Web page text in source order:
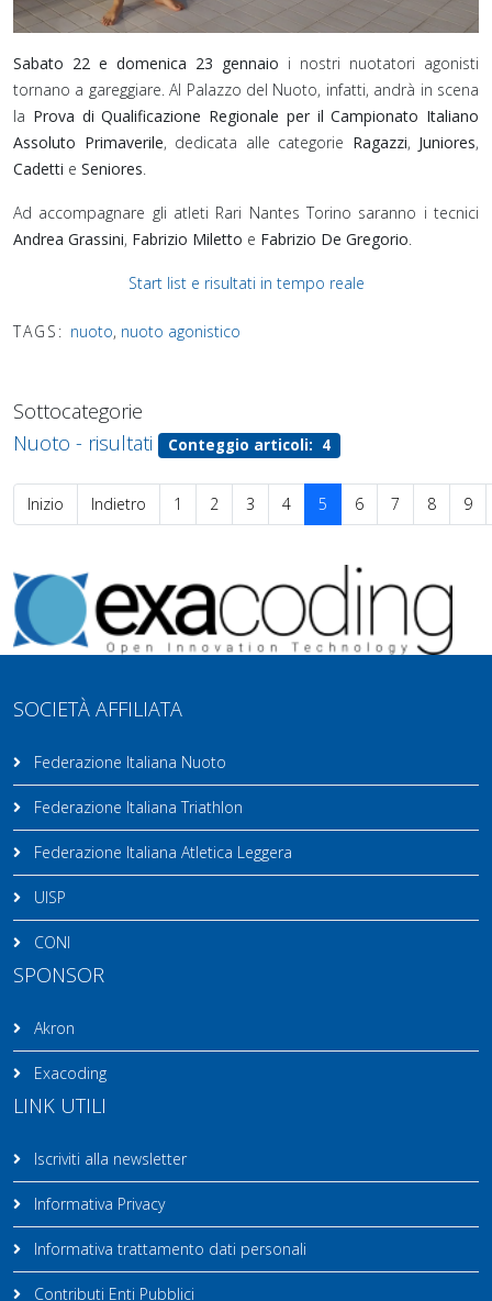
Sabato 22 e domenica 23 gennaio i nostri nuotatori agonisti
tornano a gareggiare. Al Palazzo del Nuoto, infatti, andrà in scena
la Prova di Qualificazione Regionale per il Campionato Italiano
Assoluto Primaverile, dedicata alle categorie Ragazzi, Juniores,
Cadetti e Seniores.
Ad accompagnare gli atleti Rari Nantes Torino saranno i tecnici
Andrea Grassini, Fabrizio Miletto e Fabrizio De Gregorio.
Start list e risultati in tempo reale
TAGS: nuoto, nuoto agonistico
Sottocategorie
Nuoto - risultati
Conteggio articoli: 4
Inizio Indietro 1 2 3 4 5 6 7 8 9
SOCIETÀ AFFILIATA
Federazione Italiana Nuoto
Federazione Italiana Triathlon
Federazione Italiana Atletica Leggera
UISP
CONI
SPONSOR
Akron
Exacoding
LINK UTILI
Iscriviti alla newsletter
Informativa Privacy
Informativa trattamento dati personali
Contributi Enti Pubblici